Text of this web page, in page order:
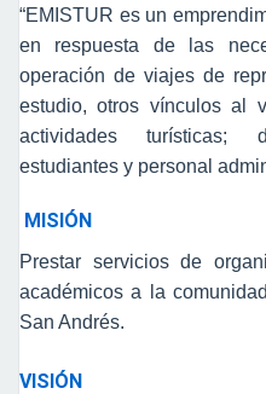
“EMISTUR es un
en respuesta de las
operación de viajes de
estudio, otros vínculos al
actividades turísticas;
estudiantes y personal
MISIÓN
Prestar servicios de
académicos a la
San Andrés.
VISIÓN